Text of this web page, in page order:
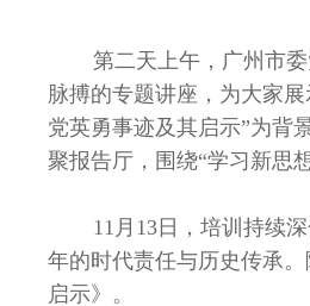
第二天上午，广州市
脉搏的专题讲座，为大家展
党英勇事迹及其启示”为背
聚报告厅，围绕“学习新思
11月 13日，培训持续
年的时代责任与历史传承
启示》。